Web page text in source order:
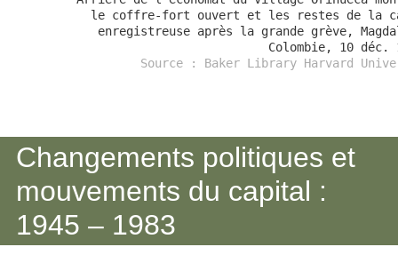
le coffre-fort ouvert et les restes de la
enregistreuse après la grande grève,
Colombie, 10 déc.
Source : Baker Library Harvard
Changements politiques et
mouvements du capital :
1945 – 1983